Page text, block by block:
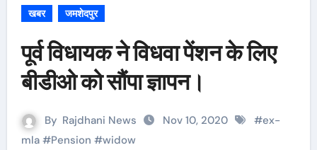
खबर जमशेदपुर
पूर्व विधायक ने विधवा पेंशन के लिए
बीडीओ को सौंपा ज्ञापन।
By Rajdhani News Nov 10, 2020 #ex-
mla#Pension #widow